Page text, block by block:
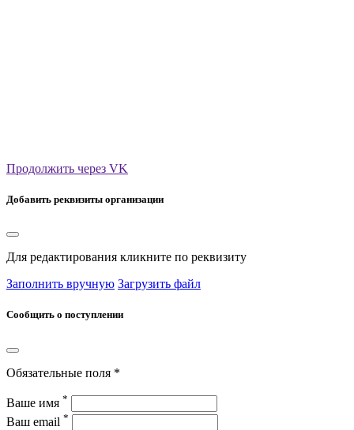
Продолжить через VK
Добавить реквизиты организации
Для редактирования кликните по реквизиту
Заполнить вручную Загрузить файл
Сообщить о поступлении
Обязательные поля *
Ваше имя *
Ваш email *